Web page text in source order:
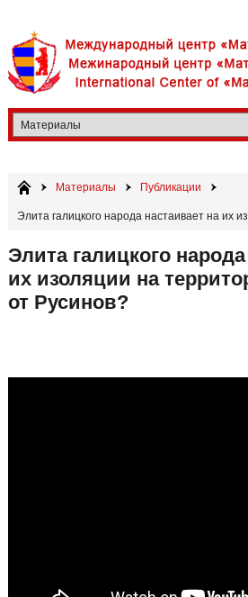
Материалы Публикации
Элита галицкого народа настаивает на их
Элита галицкого
их изоляции на
от Русинов?